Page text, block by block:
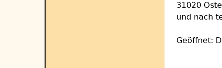
31020
und nach
Geöffnet: